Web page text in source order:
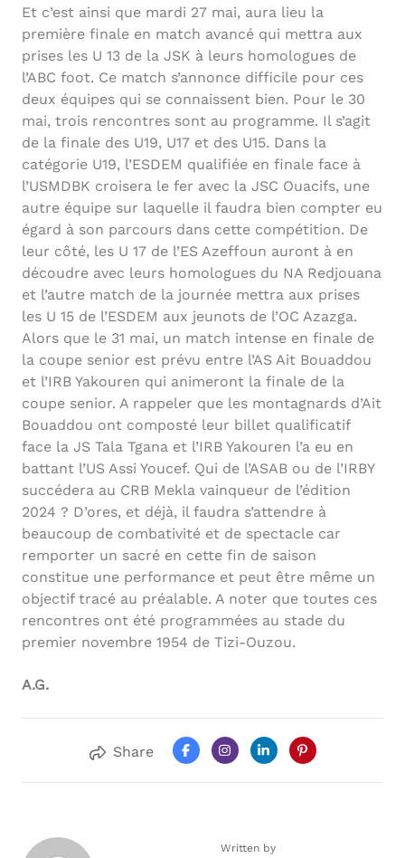
Et c’est ainsi que mardi 27 mai, aura lieu la
première finale en match avancé qui mettra aux
prises les U 13 de la JSK à leurs homologues de
l’ABC foot. Ce match s’annonce difficile pour ces
deux équipes qui se connaissent bien. Pour le 30
mai, trois rencontres sont au programme. Il s’agit
de la finale des U19, U17 et des U15. Dans la
catégorie U19, l’ESDEM qualifiée en finale face à
l’USMDBK croisera le fer avec la JSC Ouacifs, une
autre équipe sur laquelle il faudra bien compter eu
égard à son parcours dans cette compétition. De
leur côté, les U 17 de l’ES Azeffoun auront à en
découdre avec leurs homologues du NA Redjouana
et l’autre match de la journée mettra aux prises
les U 15 de l’ESDEM aux jeunots de l’OC Azazga.
Alors que le 31 mai, un match intense en finale de
la coupe senior est prévu entre l’AS Ait Bouaddou
et l’IRB Yakouren qui animeront la finale de la
coupe senior. A rappeler que les montagnards d’Ait
Bouaddou ont composté leur billet qualificatif
face la JS Tala Tgana et l’IRB Yakouren l’a eu en
battant l’US Assi Youcef. Qui de l’ASAB ou de l’IRBY
succédera au CRB Mekla vainqueur de l’édition
2024 ? D’ores, et déjà, il faudra s’attendre à
beaucoup de combativité et de spectacle car
remporter un sacré en cette fin de saison
constitue une performance et peut être même un
objectif tracé au préalable. A noter que toutes ces
rencontres ont été programmées au stade du
premier novembre 1954 de Tizi-Ouzou.
A.G.
Share
Written by